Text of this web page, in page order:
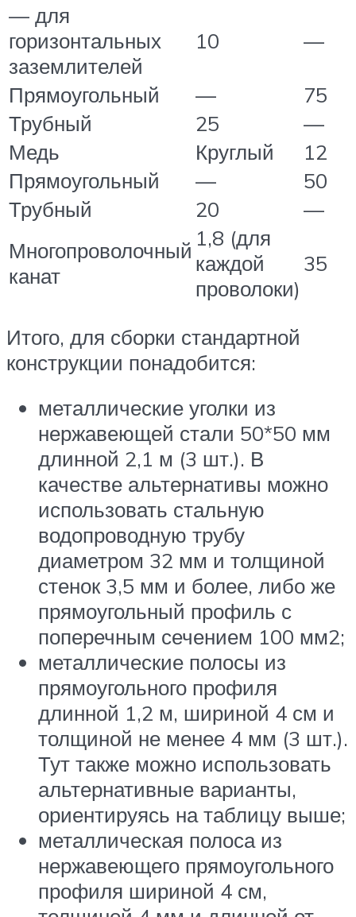
— для
горизонтальных
заземлителей
10 —
Прямоугольный —
75
Трубный
25
—
Медь
Круглый
12
Прямоугольный
—
50
Трубный
20
—
Многопроволочный
канат
1,8 (для
каждой
проволоки)
35
Итого, для сборки стандартной
конструкции понадобится:
металлические уголки из
нержавеющей стали 50*50 мм
длинной 2,1 м (3 шт.). В
качестве альтернативы можно
использовать стальную
водопроводную трубу
диаметром 32 мм и толщиной
стенок 3,5 мм и более, либо же
прямоугольный профиль с
поперечным сечением 100 мм2;
металлические полосы из
прямоугольного профиля
длинной 1,2 м, шириной 4 см и
толщиной не менее 4 мм (3 шт.).
Тут также можно использовать
альтернативные варианты,
ориентируясь на таблицу выше;
металлическая полоса из
нержавеющего прямоугольного
профиля шириной 4 см,